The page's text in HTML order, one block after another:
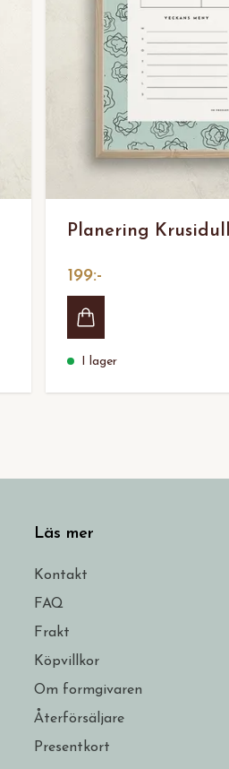
Planering Krusidull
199:-
I lager
Läs mer
Kontakt
FAQ
Frakt
Köpvillkor
Om formgivaren
Återförsäljare
Presentkort